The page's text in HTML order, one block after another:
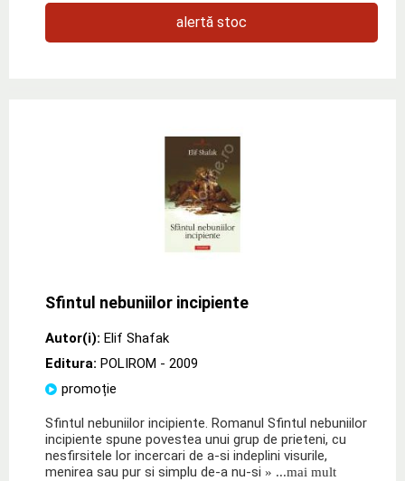
alertă stoc
Sfintul nebuniilor incipiente
Autor(i): Elif Shafak
Editura: POLIROM - 2009
promoție
Sfintul nebuniilor incipiente. Romanul Sfintul nebuniilor
incipiente spune povestea unui grup de prieteni, cu
nesfirsitele lor incercari de a-si indeplini visurile,
menirea sau pur si simplu de-a nu-si » ...mai mult